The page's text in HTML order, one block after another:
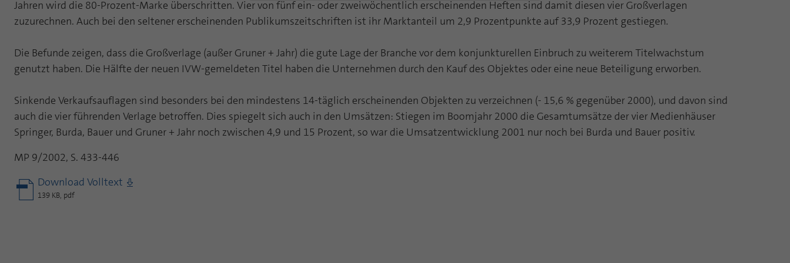
Jahren wird die 80-Prozent-Marke überschritten. Vier von fünf ein- oder zweiwöchentlich erscheinenden Heften sind damit diesen vier Großverlagen
zuzurechnen. Auch bei den seltener erscheinenden Publikumszeitschriften ist ihr Marktanteil um 2,9 Prozentpunkte auf 33,9 Prozent gestiegen.
Die Befunde zeigen, dass die Großverlage (außer Gruner + Jahr) die gute Lage der Branche vor dem konjunkturellen Einbruch zu weiterem Titelwachstum
genutzt haben. Die Hälfte der neuen IVW-gemeldeten Titel haben die Unternehmen durch den Kauf des Objektes oder eine neue Beteiligung erworben.
Sinkende Verkaufsauflagen sind besonders bei den mindestens 14-täglich erscheinenden Objekten zu verzeichnen (- 15,6 % gegenüber 2000), und davon sind
auch die vier führenden Verlage betroffen. Dies spiegelt sich auch in den Umsätzen: Stiegen im Boomjahr 2000 die Gesamtumsätze der vier Medienhäuser
Springer, Burda, Bauer und Gruner + Jahr noch zwischen 4,9 und 15 Prozent, so war die Umsatzentwicklung 2001 nur noch bei Burda und Bauer positiv.
MP 9/2002, S. 433-446
Download Volltext
139 KB, pdf
Name fe_typo_user
Anbieter TYPO3
Zweck
Dieses Cookie ist ein Standard-Session-Cookie von
TYPO3. Es speichert im Falle eines Benutzer-Logins
die Session ID mithilfe derer der eingeloggte User
wiedererkannt wird, um ihm Zugang zu
Cookie-Informationen anzeigen
Statistik und Performance mit AT INTERNET
CROSS-DEVICE ANALYTICS LÖSUNG
Name atidvisitor
Anbieter AT INTERNET
Cookie-Informationen anzeigen